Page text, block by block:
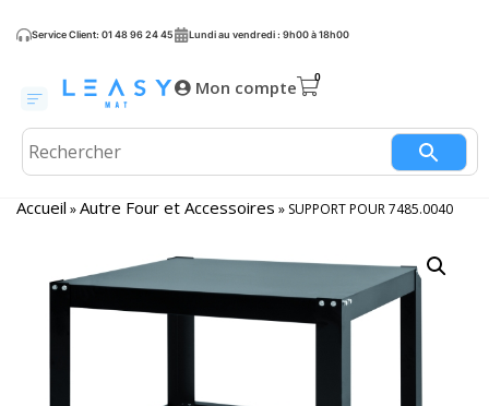
Service Client: 01 48 96 24 45 Lundi au vendredi : 9h00 à 18h00
Mon compte
Accueil »Autre Four et Accessoires » SUPPORT POUR 7485.0040